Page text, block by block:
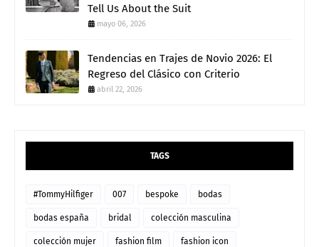
Tell Us About the Suit
mayo 06, 2026
Tendencias en Trajes de Novio 2026: El
Regreso del Clásico con Criterio
abril 22, 2026
TAGS
#TommyHilfiger 007 bespoke bodas
bodas españa bridal colección masculina
colección mujer fashion film fashion icon